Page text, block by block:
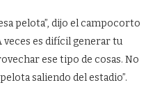
pelota”, dijo el campocorto
veces es difícil generar tu
ese tipo de cosas. No
saliendo del estadio”.